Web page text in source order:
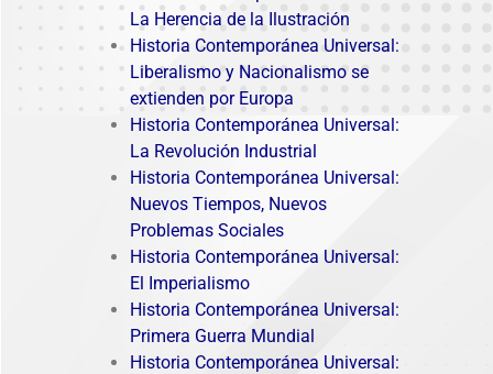
La Herencia de la Ilustración
Historia Contemporánea Universal:
Liberalismo y Nacionalismo se
extienden por Europa
Historia Contemporánea Universal:
La Revolución Industrial
Historia Contemporánea Universal:
Nuevos Tiempos, Nuevos
Problemas Sociales
Historia Contemporánea Universal:
El Imperialismo
Historia Contemporánea Universal:
Primera Guerra Mundial
Historia Contemporánea Universal: